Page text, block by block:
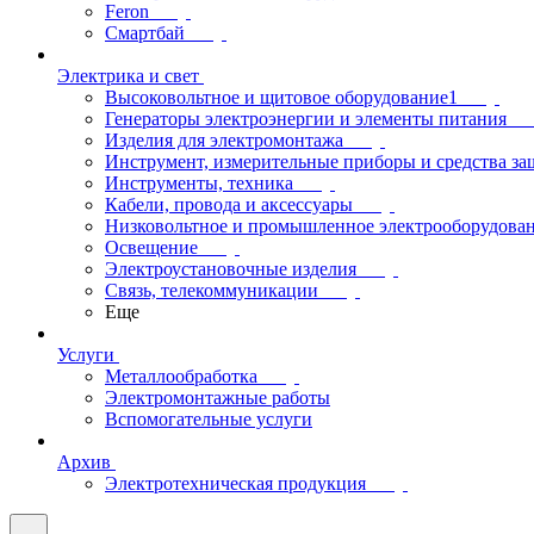
Feron
Смартбай
Электрика и свет
Высоковольтное и щитовое оборудование1
Генераторы электроэнергии и элементы питания
Изделия для электромонтажа
Инструмент, измерительные приборы и средства
Инструменты, техника
Кабели, провода и аксессуары
Низковольтное и промышленное
Освещение
Электроустановочные изделия
Связь, телекоммуникации
Еще
Услуги
Металлообработка
Электромонтажные работы
Вспомогательные услуги
Архив
Электротехническая продукция